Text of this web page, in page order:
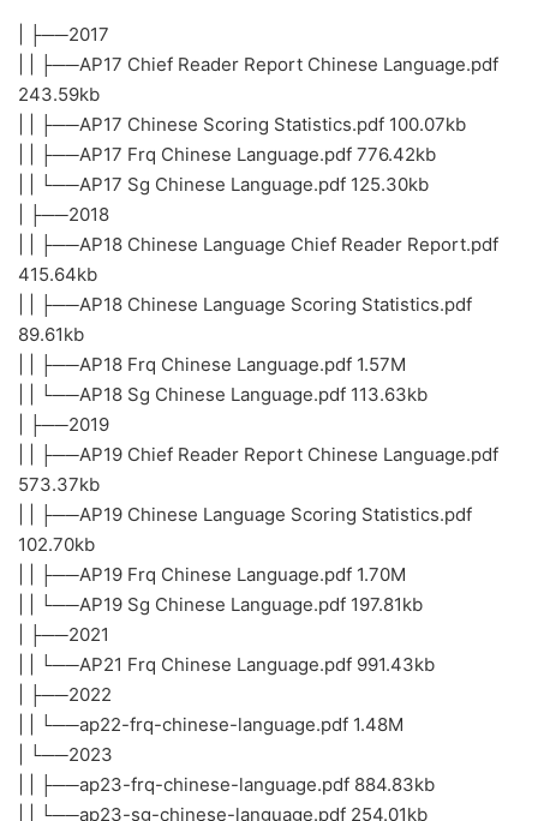
| ├──2017
| | ├──AP17 Chief Reader Report Chinese Language.pdf
243.59kb
| | ├──AP17 Chinese Scoring Statistics.pdf 100.07kb
| | ├──AP17 Frq Chinese Language.pdf 776.42kb
| | └──AP17 Sg Chinese Language.pdf 125.30kb
| ├──2018
| | ├──AP18 Chinese Language Chief Reader Report.pdf
415.64kb
| | ├──AP18 Chinese Language Scoring Statistics.pdf
89.61kb
| | ├──AP18 Frq Chinese Language.pdf 1.57M
| | └──AP18 Sg Chinese Language.pdf 113.63kb
| ├──2019
| | ├──AP19 Chief Reader Report Chinese Language.pdf
573.37kb
| | ├──AP19 Chinese Language Scoring Statistics.pdf
102.70kb
| | ├──AP19 Frq Chinese Language.pdf 1.70M
| | └──AP19 Sg Chinese Language.pdf 197.81kb
| ├──2021
| | └──AP21 Frq Chinese Language.pdf 991.43kb
| ├──2022
| | └──ap22-frq-chinese-language.pdf 1.48M
| └──2023
| | ├──ap23-frq-chinese-language.pdf 884.83kb
| | └──ap23-sg-chinese-language.pdf 254.01kb